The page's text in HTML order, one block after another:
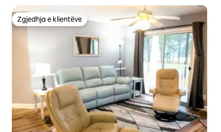
Zgjedhja e klientëve
Zgjedhja e klientëve